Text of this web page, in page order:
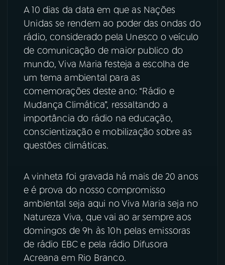
07ÚLTIMAS
08FESTIVAL DE MÚSICA
ACOMPANHE A RÁDIO NACIONAL
YouTube Facebook
Instagram X
TikTok
A 10 dias da data em que as Nações
Unidas se rendem ao poder das ondas do
rádio, considerado pela Unesco o veículo
de comunicação de maior publico do
mundo, Viva Maria festeja a escolha de
um tema ambiental para as
comemorações deste ano: “Rádio e
Mudança Climática”, ressaltando a
importância do rádio na educação,
conscientização e mobilização sobre as
questões climáticas.
A vinheta foi gravada há mais de 20 anos
e é prova do nosso compromisso
ambiental seja aqui no Viva Maria seja no
Natureza Viva, que vai ao ar sempre aos
domingos de 9h às 10h pelas emissoras
de rádio EBC e pela rádio Difusora
Acreana em Rio Branco.